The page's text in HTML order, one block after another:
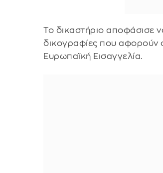
Το δικαστήριο αποφάσισε
δικογραφίες που αφορούν
Ευρωπαϊκή Εισαγγελία.